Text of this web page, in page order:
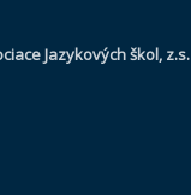
Jazykových škol, z.s.